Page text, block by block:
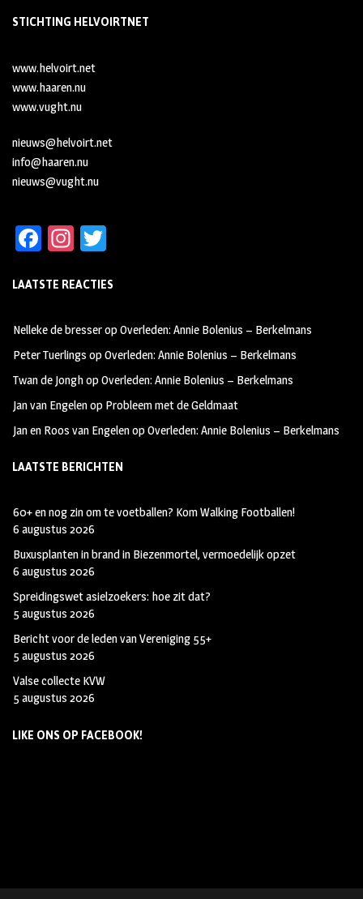
STICHTING HELVOIRTNET
www.helvoirt.net
www.haaren.nu
www.vught.nu
nieuws@helvoirt.net
info@haaren.nu
nieuws@vught.nu
Fa
b
oo
k
In
ag
m
tt
LAATSTE REACTIES
Nelleke de bresseropOverleden: Annie Bolenius – Berkelmans
Peter Tuerlings opOverleden: Annie Bolenius – Berkelmans
Twan de JonghopOverleden: Annie Bolenius – Berkelmans
Jan van Engelenop Probleem met de Geldmaat
Jan en Roos van EngelenopOverleden: Annie Bolenius – Berkelmans
LAATSTE BERICHTEN
60+ en nog zin om te voetballen? Kom Walking Footballen!
6 augustus 2026
Buxusplanten in brand in Biezenmortel, vermoedelijk opzet
6 augustus 2026
Spreidingswet asielzoekers: hoe zit dat?
5 augustus 2026
Bericht voor de leden van Vereniging 55+
5 augustus 2026
Valse collecte KVW
5 augustus 2026
LIKE ONS OP FACEBOOK!